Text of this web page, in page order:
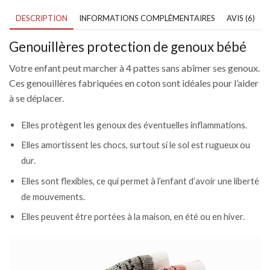
pattes
DESCRIPTION INFORMATIONS COMPLÉMENTAIRES AVIS (6)
Genouillères protection de genoux bébé
Votre enfant peut marcher à 4 pattes sans abîmer ses genoux.
Ces genouillères fabriquées en coton sont idéales pour l’aider
à se déplacer.
Elles protègent les genoux des éventuelles inflammations.
Elles amortissent les chocs, surtout si le sol est rugueux ou
dur.
Elles sont flexibles, ce qui permet à l’enfant d’avoir une liberté
de mouvements.
Elles peuvent être portées à la maison, en été ou en hiver.